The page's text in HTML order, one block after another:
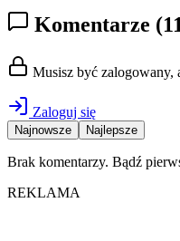
Komentarze
Musisz być zalogowany,
Zaloguj się
Najnowsze Najlepsze
Brak komentarzy. Bądź
REKLAMA